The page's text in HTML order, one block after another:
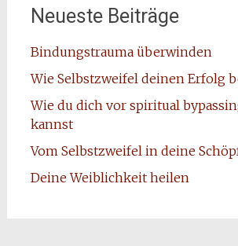
Neueste Beiträge
Bindungstrauma überwinden
Wie Selbstzweifel deinen Erfolg
Wie du dich vor spiritual
kannst
Vom Selbstzweifel in deine
Deine Weiblichkeit heilen